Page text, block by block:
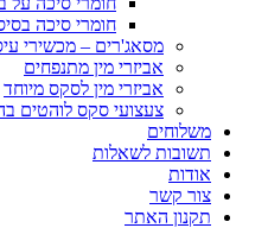
חומרי סיכה
מסאג'רים – מכשירי
אביזרי מין מתנפחים
אביזרי מין לסקס מיוחד
צעצועי סקס לוהטים
משלוחים
תשובות לשאלות
אודות
צור קשר
תקנון האתר